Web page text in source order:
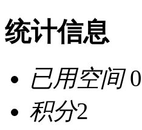
统计信息
已用空间
积分2